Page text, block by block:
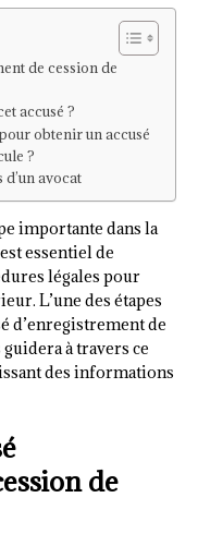
de cession de
accusé ?
obtenir un accusé
?
avocat
importante dans la
essentiel de
légales pour
L’une des étapes
d’enregistrement de
à travers ce
des informations
de